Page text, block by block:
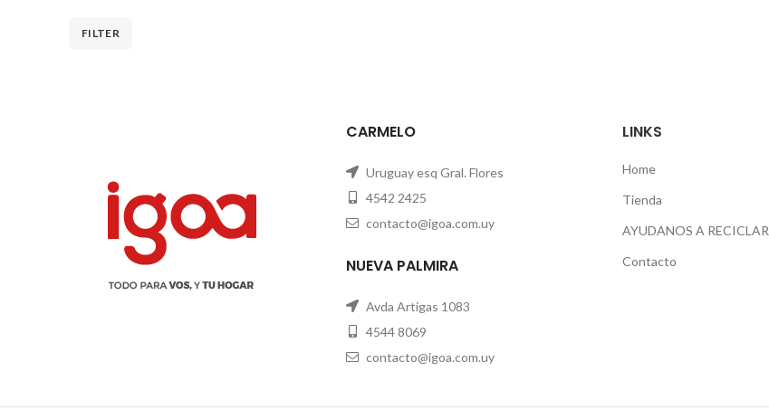
FILTER
CARMELO
Uruguay esq Gral. Flores
4542 2425
contacto@igoa.com.uy
NUEVA PALMIRA
Avda Artigas 1083
4544 8069
contacto@igoa.com.uy
LINKS
Home
Tienda
AYUDANOS A RECICLAR
Contacto